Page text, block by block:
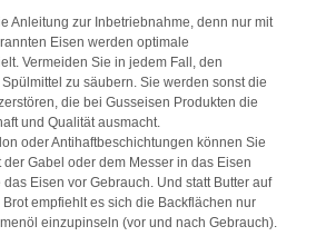
Anleitung zur Inbetriebnahme, denn nur mit
Eisen werden optimale
Vermeiden Sie in jedem Fall, den
zu säubern. Sie werden sonst die
die bei Gusseisen Produkten die
und Qualität ausmacht.
oder Antihaftbeschichtungen können Sie
Gabel oder dem Messer in das Eisen
das Eisen vor Gebrauch. Und statt Butter auf
empfiehlt es sich die Backflächen nur
einzupinseln (vor und nach Gebrauch).